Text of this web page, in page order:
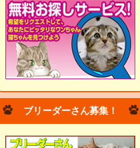
ブリーダーさん募集！